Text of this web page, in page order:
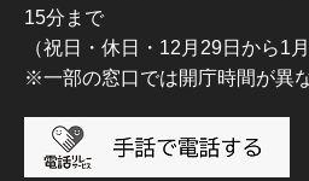
15分まで
（祝日・休日・12月29日から1
※一部の窓口では開庁時間が異